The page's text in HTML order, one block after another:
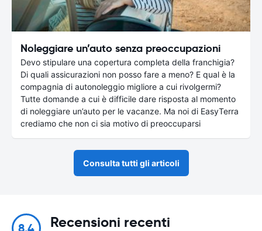
Noleggiare un’auto senza preoccupazioni
Devo stipulare una copertura completa della franchigia?
Di quali assicurazioni non posso fare a meno? E qual è la
compagnia di autonoleggio migliore a cui rivolgermi?
Tutte domande a cui è difficile dare risposta al momento
di noleggiare un’auto per le vacanze. Ma noi di EasyTerra
crediamo che non ci sia motivo di preoccuparsi
Consulta tutti gli articoli
Recensioni recenti